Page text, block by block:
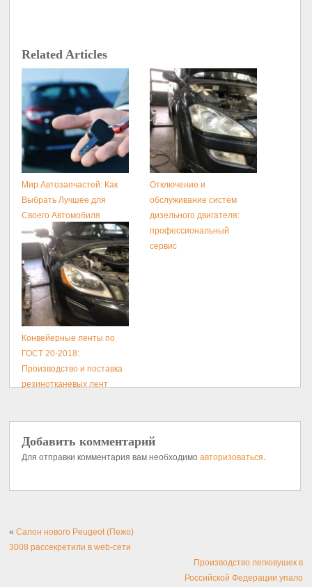
Related Articles
Мир Автозапчастей: Как
Выбрать Лучшее для
Своего Автомобиля
Отключение и
обслуживание систем
дизельного двигателя:
профессиональный
сервис
Конвейерные ленты по
ГОСТ 20-2018:
Производство и поставка
резинотканевых лент
Добавить комментарий
Для отправки комментария вам необходимоавторизоваться.
«Салон нового Peugeot (Пежо)
3008 рассекретили в web-сети
Производство легковушек в
Российской Федерации упало